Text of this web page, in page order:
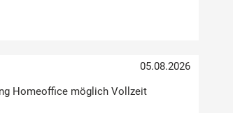
05.08.2026
Homeoffice möglich Vollzeit